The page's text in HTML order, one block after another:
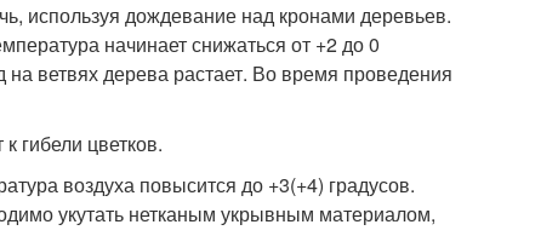
используя дождевание над кронами деревьев.
начинает снижаться от +2 до 0
ветвях дерева растает. Во время проведения
гибели цветков.
воздуха повысится до +3(+4) градусов.
укутать нетканым укрывным материалом,